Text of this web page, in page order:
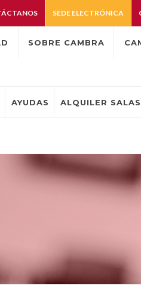
SEDE ELECTRÓNICA
SOBRE CAMBRA
AYUDAS ALQUILER SALAS